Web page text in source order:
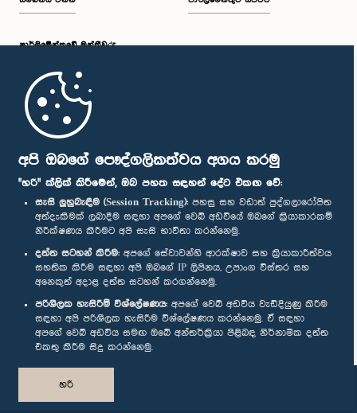
අපි ඔබගේ පෞද්ගලිකත්වය අගය කරමු
"හරි" ක්ලික් කිරීමෙන්, ඔබ පහත සඳහන් දේට එකඟ වේ:
සැසි ලුහුබැඳීම (Session Tracking): පහසු සහ වඩාත් පුද්ගලාරෝපිත
අත්දැකීමක් ලබාදීම සඳහා අපගේ වෙබ් අඩවියේ ඔබගේ ක්‍රියාකාරකම්
නිරීක්ෂණය කිරීමට අපි සැසි භාවිතා කරන්නෙමු.
දත්ත සටහන් කිරීම: අපගේ සේවාවන්හි ආරක්ෂාව සහ ක්‍රියාකාරීත්වය
සහතික කිරීම සඳහා අපි ඔබගේ IP ලිපිනය, උපාංග විස්තර සහ
අනෙකුත් අදාළ දත්ත සටහන් කරගන්නෙමු.
පරිශීලක හැසිරීම් විශ්ලේෂණය: අපගේ වෙබ් අඩවිය වැඩිදියුණු කිරීම
සඳහා අපි පරිශීලක හැසිරීම විශ්ලේෂණය කරන්නෙමු. ඒ සඳහා
අපගේ වෙබ් අඩවිය සමඟ ඔබේ අන්තර්ක්‍රියා පිළිබඳ නිර්නාමික දත්ත
එකතු කිරීම සිදු කරන්නෙමු.
හරි
පාර්ලි‌මේන්තුවේ මන්ත්‍රීවරු
මුල් පිටුව
පාර්ලිමේන්තු ජංගම යෙදුම
අප හා සම්බන්ධ වී සිටින්න :
සම්මාන
පෞද්ගලිකත්ව ප්‍රතිපත්තිය